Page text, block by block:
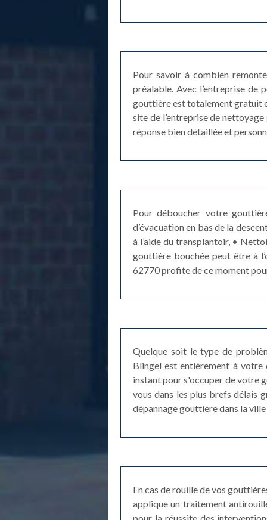
Pour savoir à combien
préalable. Avec l’entreprise
gouttière est totalement gratuit
site de l’entreprise de
réponse bien détaillée et
Pour déboucher votre
d’évacuation en bas de la
à l’aide du transplantoir, •
gouttière bouchée peut être à
62770 profite de ce moment
Quelque soit le type de
Blingel est entièrement à
instant pour s'occuper de votre
vous dans les plus brefs délais
dépannage gouttière dans la
En cas de rouille de vos
applique un traitement